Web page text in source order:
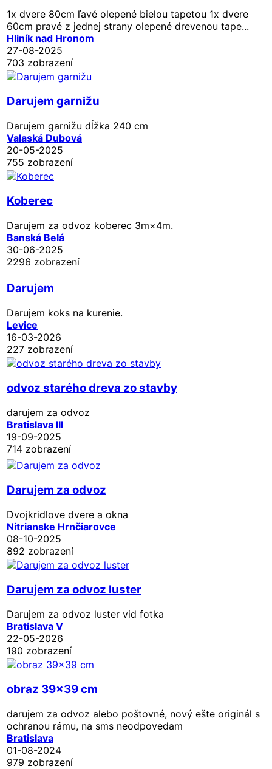
1x dvere 80cm ľavé olepené bielou tapetou 1x dvere
60cm pravé z jednej strany olepené drevenou tape...
Hliník nad Hronom
27-08-2025
703 zobrazení
Darujem garnižu
Darujem garnižu dĺžka 240 cm
Valaská Dubová
20-05-2025
755 zobrazení
Koberec
Darujem za odvoz koberec 3m×4m.
Banská Belá
30-06-2025
2296 zobrazení
Darujem
Darujem koks na kurenie.
Levice
16-03-2026
227 zobrazení
odvoz starého dreva zo stavby
darujem za odvoz
Bratislava III
19-09-2025
714 zobrazení
Darujem za odvoz
Dvojkridlove dvere a okna
Nitrianske Hrnčiarovce
08-10-2025
892 zobrazení
Darujem za odvoz luster
Darujem za odvoz luster vid fotka
Bratislava V
22-05-2026
190 zobrazení
obraz 39x39 cm
darujem za odvoz alebo poštovné, nový ešte originál s
ochranou rámu, na sms neodpovedam
Bratislava
01-08-2024
979 zobrazení